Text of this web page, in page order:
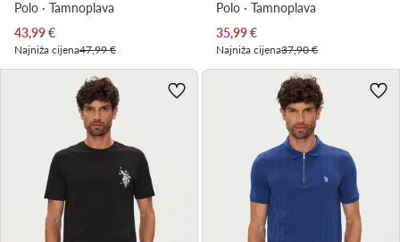
Polo · Tamnoplava
Trenutna cijena
43,99€
Najniža cijena47,99 €
Polo · Tamnoplava
Trenutna cijena
35,99€
Najniža cijena37,90 €